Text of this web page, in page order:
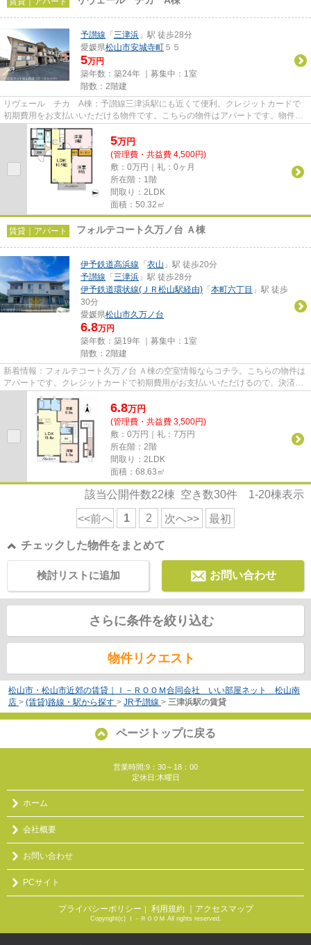
予讃線 「 三津浜 」駅 徒歩28分
愛媛県松山市安城寺町 ５５
5万円
築年数：築24年 ｜募集中： 1室
階数：2階建
リヴェール チカ A棟：予讃線三津浜駅にも近くて便利。クレジットカードで
初期費用をお支払いいただける物件です。こちらの物件はアパートです。物件の
種類や条件などは、数多く存在...
5万円
(管理費・共益費 4,500円)
敷：0万円｜礼：0ヶ月
所在階：1階
間取り：2LDK
面積：50.32㎡
賃貸｜アパート フォルテコート久万ノ台 Ａ棟
伊予鉄道高浜線 「 衣山 」駅 徒歩20分
予讃線 「 三津浜 」駅 徒歩28分
伊予鉄道環状線(ＪＲ松山駅経由) 「 本町六丁目 」駅 徒歩
30分
愛媛県松山市久万ノ台
6.8万円
築年数：築19年 ｜募集中： 1室
階数：2階建
新着情報：フォルテコート久万ノ台 Ａ棟の空室情報ならコチラ。こちらの物件は
アパートです。クレジットカードで初期費用がお支払いいただけるので、決済の
手間が軽減できます。インタ...
6.8万円
(管理費・共益費 3,500円)
敷：0万円｜礼：7万円
所在階：2階
間取り：2LDK
面積：68.63㎡
該当公開件数22棟 空き数30件 1-20棟表示
<<前へ 1 2 次へ>> 最初
チェックした物件をまとめて
お問い合わせ
検討リストに追加
さらに条件を絞り込む
物件リクエスト
松山市・松山市近郊の賃貸｜Ｉ－ＲＯＯＭ合同会社 いい部屋ネット 松山南
店 > (賃貸)路線・駅から探す > JR予讃線 > 三津浜駅の賃貸
ページトップに戻る
営業時間:9：30～18：00
定休日:木曜日
ホーム
会社概要
お問い合わせ
PCサイト
プライバシーポリシー ｜ 利用規約 ｜アクセスマップ
Copyright(c) Ｉ－ＲＯＯＭ All rights reserved.